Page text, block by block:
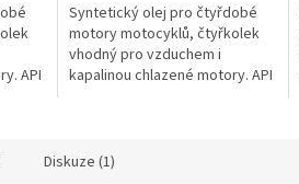
API
Syntetický olej pro čtyřdobé
motory motocyklů, čtyřkolek
vhodný pro vzduchem i
kapalinou chlazené motory. API
Diskuze (1)